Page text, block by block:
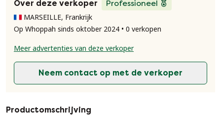
Over deze verkoper
Professioneel
MARSEILLE, Frankrijk
Op Whoppah sinds oktober 2024 • 0 verkopen
Meer advertenties van deze verkoper
Neem contact op met de verkoper
Productomschrijving